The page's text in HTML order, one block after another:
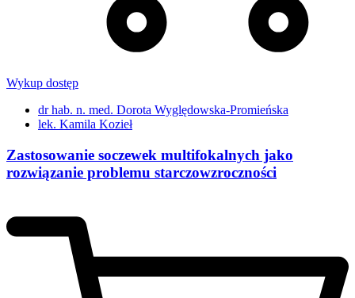
Wykup dostęp
dr hab. n. med. Dorota Wyględowska-Promieńska
lek. Kamila Kozieł
Zastosowanie soczewek multifokalnych jako
rozwiązanie problemu starczowzroczności